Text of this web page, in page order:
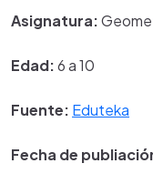
Asignatura:
Edad:6 a 10
Fuente: Eduteka
Fecha de